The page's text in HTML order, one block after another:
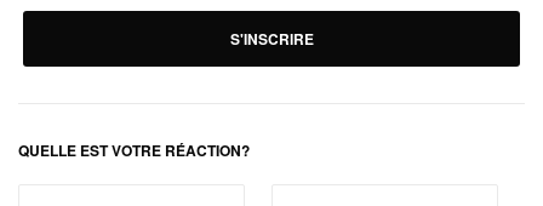
S'INSCRIRE
QUELLE EST VOTRE RÉACTION?